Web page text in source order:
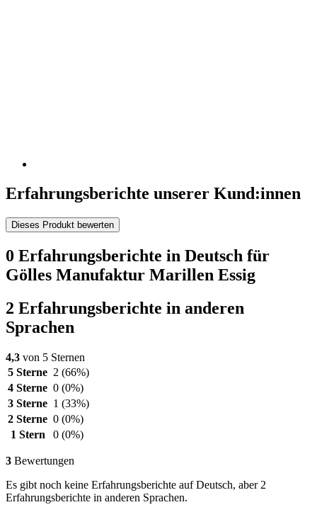
Erfahrungsberichte unserer Kund:innen
Dieses Produkt bewerten
0 Erfahrungsberichte in Deutsch für
Gölles Manufaktur Marillen Essig
2 Erfahrungsberichte in anderen
Sprachen
4,3 von 5 Sternen
5 Sterne 2 (66%)
4 Sterne 0 (0%)
3 Sterne 1 (33%)
2 Sterne 0 (0%)
1 Stern
0 (0%)
3 Bewertungen
Es gibt noch keine Erfahrungsberichte auf Deutsch, aber 2
Erfahrungsberichte in anderen Sprachen.